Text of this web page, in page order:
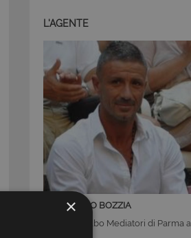
L'AGENTE
GIANMARCO BOZZIA
Iscritto all'Albo Mediatori di Parma al
×